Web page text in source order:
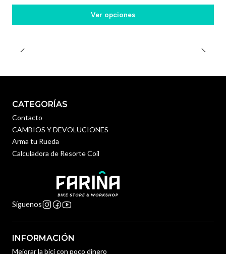
Ver opciones
CATEGORÍAS
Contacto
CAMBIOS Y DEVOLUCIONES
Arma tu Rueda
Calculadora de Resorte Coil
Síguenos
INFORMACIÓN
Mejorar la bici con poco dinero